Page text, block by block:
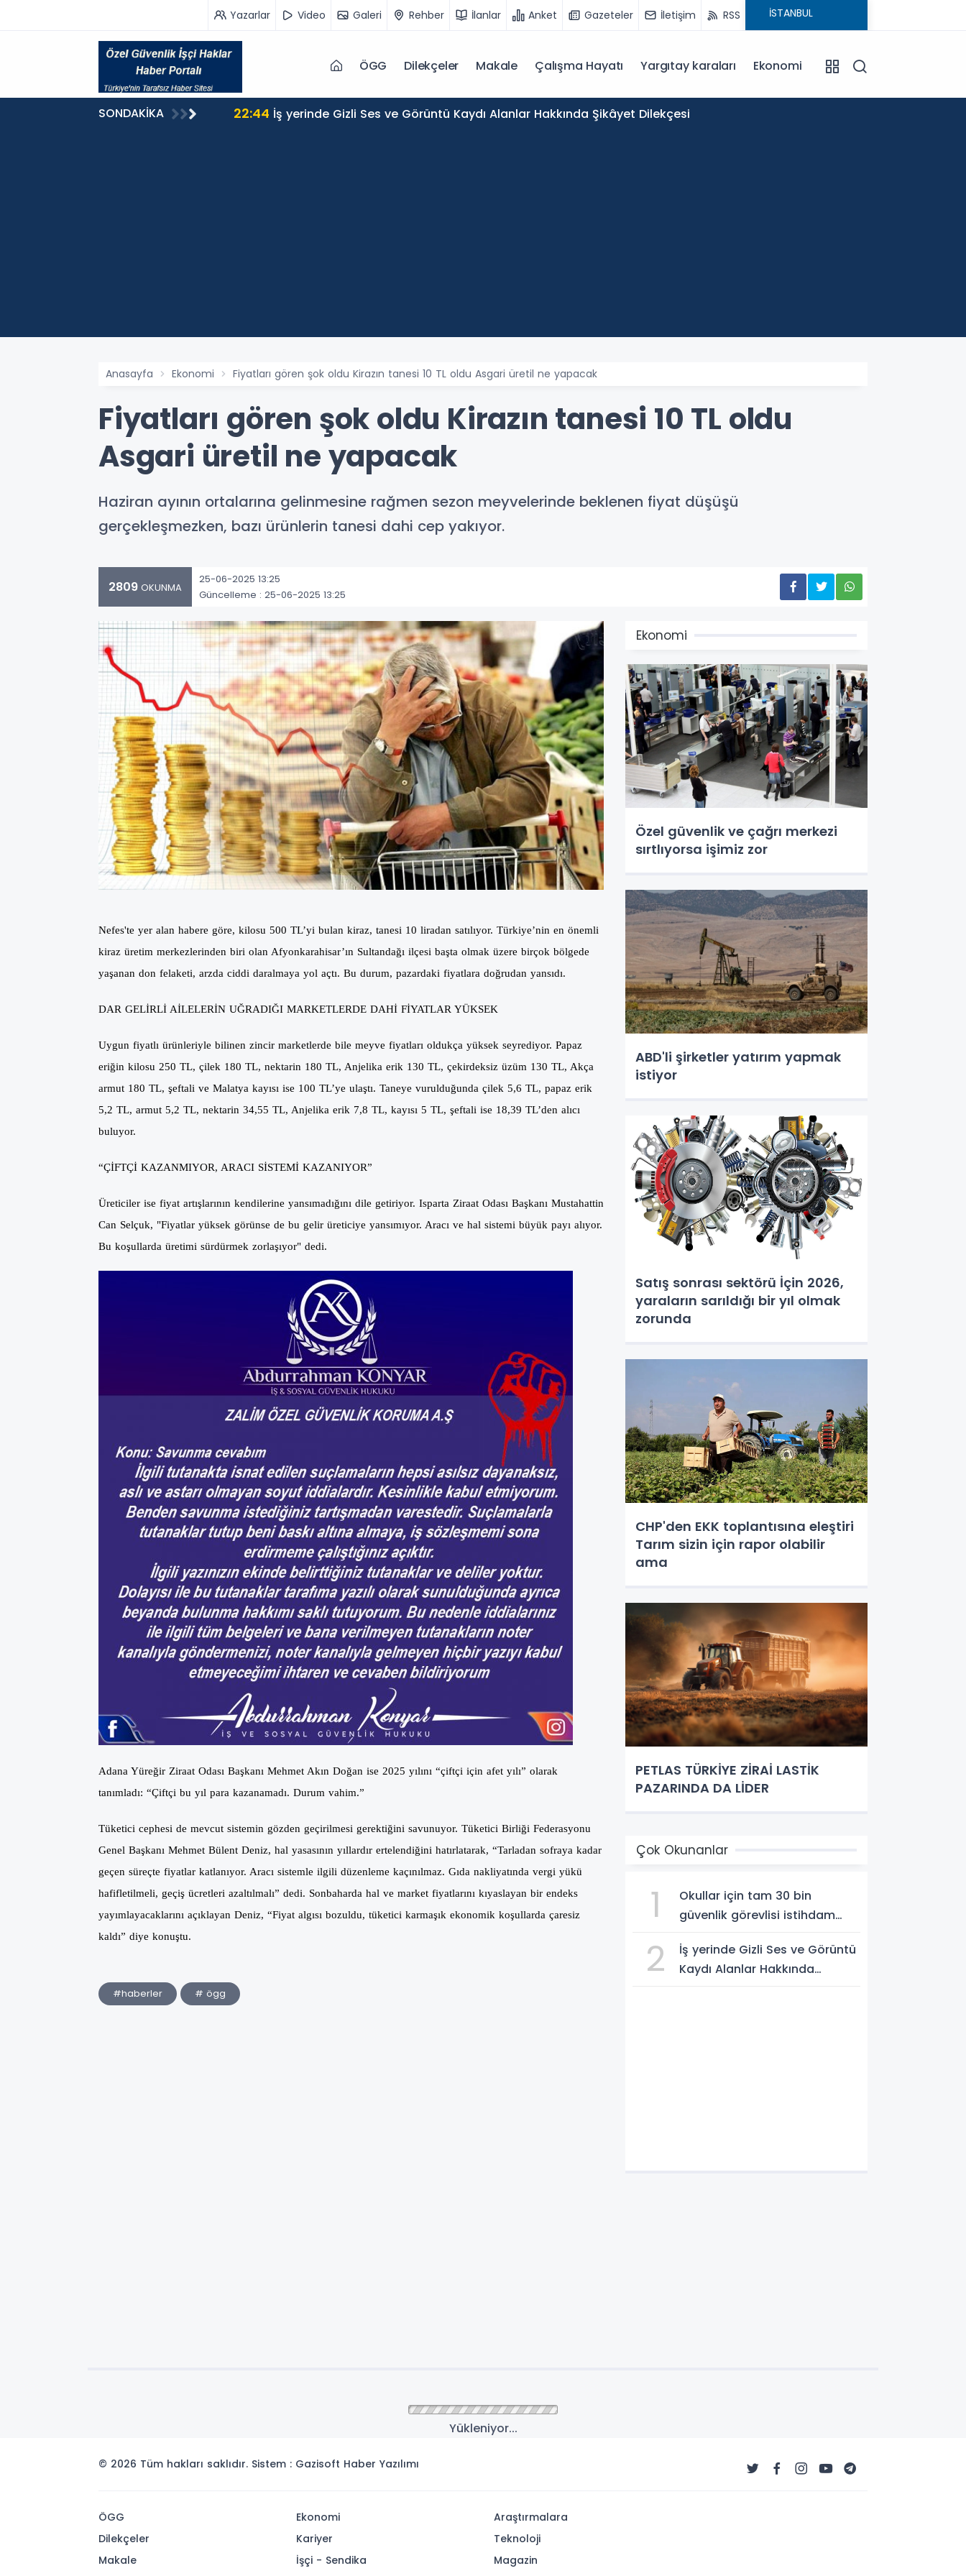
Yazarlar Video Galeri Rehber İlanlar Anket Gazeteler İletişim RSS
ÖGG Dilekçeler Makale Çalışma Hayatı Yargıtay karaları Ekonomi
SONDAKİKA 22:44 İş yerinde Gizli Ses ve Görüntü Kaydı Alanlar Hakkında Şikâyet Dilekçesi
Anasayfa Ekonomi Fiyatları gören şok oldu Kirazın tanesi 10 TL oldu Asgari üretil ne yapacak
Fiyatları gören şok oldu Kirazın tanesi 10 TL oldu
Asgari üretil ne yapacak
Haziran ayının ortalarına gelinmesine rağmen sezon meyvelerinde beklenen fiyat düşüşü
gerçekleşmezken, bazı ürünlerin tanesi dahi cep yakıyor.
2809 OKUNMA
25-06-2025 13:25
Güncelleme : 25-06-2025 13:25
Nefes'te yer alan habere göre, kilosu 500 TL’yi bulan kiraz, tanesi 10 liradan satılıyor. Türkiye’nin en önemli
kiraz üretim merkezlerinden biri olan Afyonkarahisar’ın Sultandağı ilçesi başta olmak üzere birçok bölgede
yaşanan don felaketi, arzda ciddi daralmaya yol açtı. Bu durum, pazardaki fiyatlara doğrudan yansıdı.
DAR GELİRLİ AİLELERİN UĞRADIĞI MARKETLERDE DAHİ FİYATLAR YÜKSEK
Uygun fiyatlı ürünleriyle bilinen zincir marketlerde bile meyve fiyatları oldukça yüksek seyrediyor. Papaz
eriğin kilosu 250 TL, çilek 180 TL, nektarin 180 TL, Anjelika erik 130 TL, çekirdeksiz üzüm 130 TL, Akça
armut 180 TL, şeftali ve Malatya kayısı ise 100 TL’ye ulaştı. Taneye vurulduğunda çilek 5,6 TL, papaz erik
5,2 TL, armut 5,2 TL, nektarin 34,55 TL, Anjelika erik 7,8 TL, kayısı 5 TL, şeftali ise 18,39 TL’den alıcı
buluyor.
“ÇİFTÇİ KAZANMIYOR, ARACI SİSTEMİ KAZANIYOR”
Üreticiler ise fiyat artışlarının kendilerine yansımadığını dile getiriyor. Isparta Ziraat Odası Başkanı Mustahattin
Can Selçuk, "Fiyatlar yüksek görünse de bu gelir üreticiye yansımıyor. Aracı ve hal sistemi büyük payı alıyor.
Bu koşullarda üretimi sürdürmek zorlaşıyor" dedi.
Adana Yüreğir Ziraat Odası Başkanı Mehmet Akın Doğan ise 2025 yılını “çiftçi için afet yılı” olarak
tanımladı: “Çiftçi bu yıl para kazanamadı. Durum vahim.”
Tüketici cephesi de mevcut sistemin gözden geçirilmesi gerektiğini savunuyor. Tüketici Birliği Federasyonu
Genel Başkanı Mehmet Bülent Deniz, hal yasasının yıllardır ertelendiğini hatırlatarak, “Tarladan sofraya kadar
geçen süreçte fiyatlar katlanıyor. Aracı sistemle ilgili düzenleme kaçınılmaz. Gıda nakliyatında vergi yükü
hafifletilmeli, geçiş ücretleri azaltılmalı” dedi. Sonbaharda hal ve market fiyatlarını kıyaslayan bir endeks
yayımlayacaklarını açıklayan Deniz, “Fiyat algısı bozuldu, tüketici karmaşık ekonomik koşullarda çaresiz
kaldı” diye konuştu.
#haberler # ögg
Ekonomi
Özel güvenlik ve çağrı merkezi
sırtlıyorsa işimiz zor
ABD'li şirketler yatırım yapmak
istiyor
Satış sonrası sektörü İçin 2026,
yaraların sarıldığı bir yıl olmak
zorunda
CHP'den EKK toplantısına eleştiri
Tarım sizin için rapor olabilir
ama
PETLAS TÜRKİYE ZİRAİ LASTİK
PAZARINDA DA LİDER
Çok Okunanlar
1
Okullar için tam 30 bin
güvenlik görevlisi istihdam
2
İş yerinde Gizli Ses ve Görüntü
Kaydı Alanlar Hakkında
Yükleniyor...
© 2026 Tüm hakları saklıdır. Sistem : Gazisoft Haber Yazılımı
ÖGG
Dilekçeler
Makale
Ekonomi
Kariyer
İşçi - Sendika
Araştırmalara
Teknoloji
Magazin